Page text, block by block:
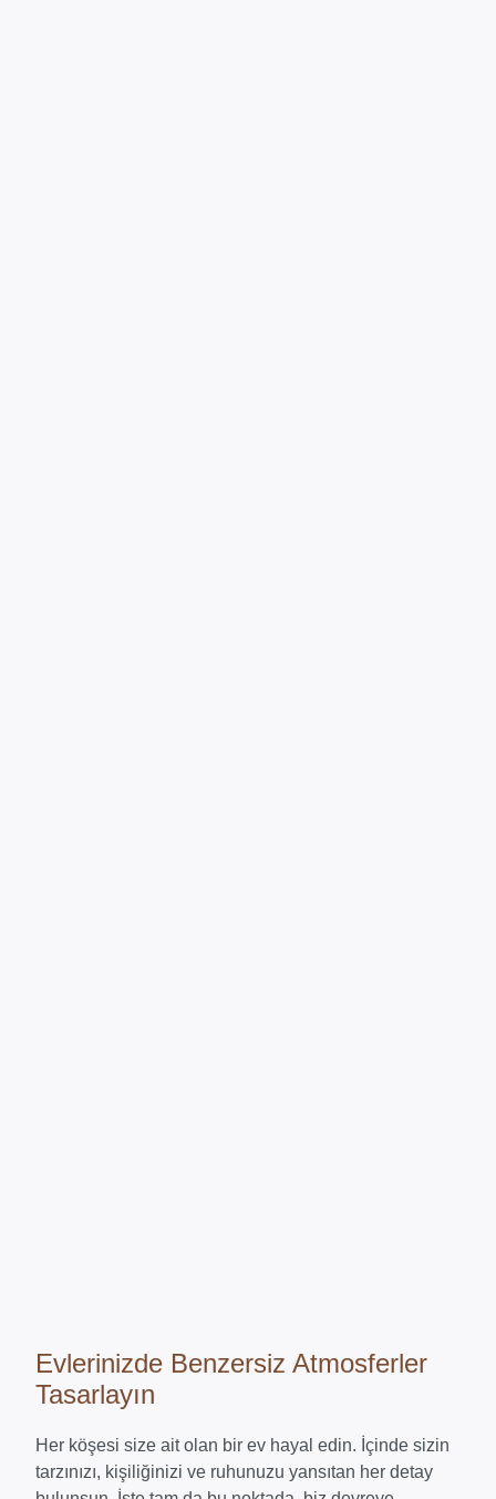
Evlerinizde Benzersiz Atmosferler
Tasarlayın
Her köşesi size ait olan bir ev hayal edin. İçinde sizin
tarzınızı, kişiliğinizi ve ruhunuzu yansıtan her detay